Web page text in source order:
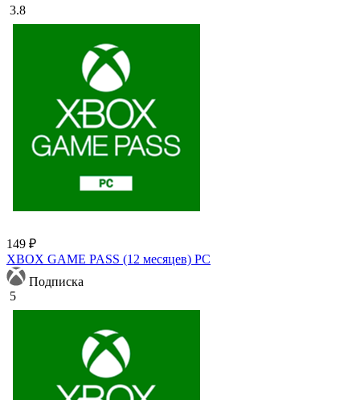
3.8
149 ₽
XBOX GAME PASS (12 месяцев) PC
Подписка
5